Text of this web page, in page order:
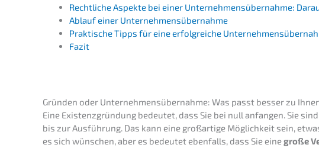
Recht­li­che Aspek­te bei einer Unter­neh­mens­über­nah­me:
Ablauf einer Unternehmensübernahme
Prakti­sche Tipps für eine erfolg­rei­che
Fazit
Gründen oder Unter­neh­mens­über­nah­me: Was passt besser zu
Eine Existenz­grün­dung bedeu­tet, dass Sie bei null anfan­gen. Sie
bis zur Ausfüh­rung. Das kann eine großar­ti­ge Möglich­keit sein,
es sich wünschen, aber es bedeu­tet ebenfalls, dass Sie einegroße